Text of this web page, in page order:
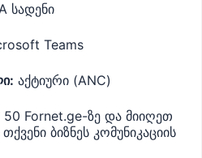
სადენი
Teams
აქტიური (ANC)
50 Fornet.ge-ზე და მიიღეთ
ბიზნეს კომუნიკაციის